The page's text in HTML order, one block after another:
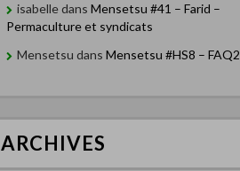
isabelledans Mensetsu #41 – Farid –
Permaculture et syndicats
Mensetsu dans Mensetsu #HS8 – FAQ2
ARCHIVES